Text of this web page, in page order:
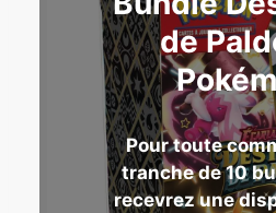
de
Pour toute
tranche de 10
recevrez une